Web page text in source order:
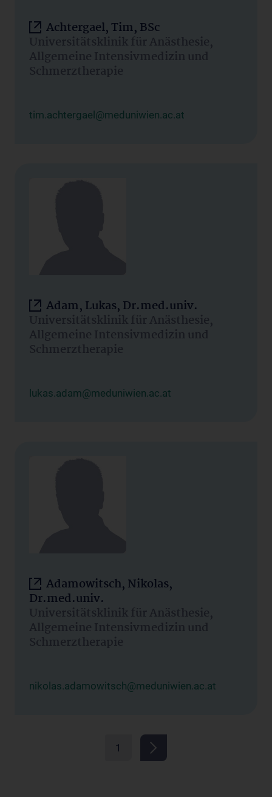
Achtergael, Tim, BSc
Universitätsklinik für Anästhesie,
Allgemeine Intensivmedizin und
Schmerztherapie
tim.achtergael@meduniwien.ac.at
Adam, Lukas, Dr.med.univ.
Universitätsklinik für Anästhesie,
Allgemeine Intensivmedizin und
Schmerztherapie
lukas.adam@meduniwien.ac.at
Adamowitsch, Nikolas,
Dr.med.univ.
Universitätsklinik für Anästhesie,
Allgemeine Intensivmedizin und
Schmerztherapie
nikolas.adamowitsch@meduniwien.ac.at
1